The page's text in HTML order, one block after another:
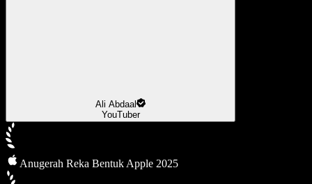
Ali Abdaal
YouTuber
Anugerah Reka Bentuk Apple 2025